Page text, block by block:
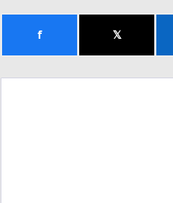
f 𝕏